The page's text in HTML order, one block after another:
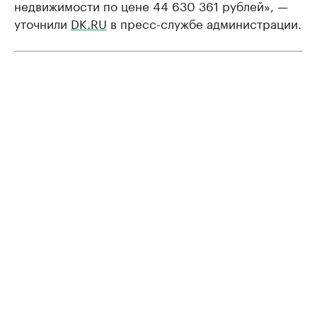
недвижимости по цене 44 630 361 рублей», —
уточнили DK.RU в пресс-службе администрации.